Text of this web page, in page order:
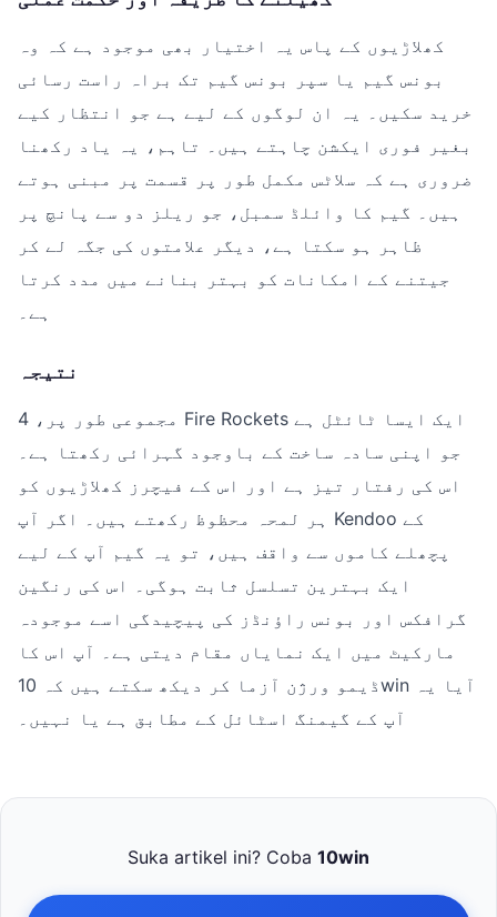
کھلاڑیوں کے پاس یہ اختیار بھی موجود ہے کہ وہ
بونس گیم یا سپر بونس گیم تک براہ راست رسائی
خرید سکیں۔ یہ ان لوگوں کے لیے ہے جو انتظار کیے
بغیر فوری ایکشن چاہتے ہیں۔ تاہم، یہ یاد رکھنا
ضروری ہے کہ سلاٹس مکمل طور پر قسمت پر مبنی ہوتے
ہیں۔ گیم کا وائلڈ سمبل، جو ریلز دو سے پانچ پر
ظاہر ہو سکتا ہے، دیگر علامتوں کی جگہ لے کر
جیتنے کے امکانات کو بہتر بنانے میں مدد کرتا
ہے۔
نتیجہ
مجموعی طور پر، 4 Fire Rockets ایک ایسا ٹائٹل ہے
جو اپنی سادہ ساخت کے باوجود گہرائی رکھتا ہے۔
اس کی رفتار تیز ہے اور اس کے فیچرز کھلاڑیوں کو
ہر لمحہ محظوظ رکھتے ہیں۔ اگر آپ Kendoo کے
پچھلے کاموں سے واقف ہیں، تو یہ گیم آپ کے لیے
ایک بہترین تسلسل ثابت ہوگی۔ اس کی رنگین
گرافکس اور بونس راؤنڈز کی پیچیدگی اسے موجودہ
مارکیٹ میں ایک نمایاں مقام دیتی ہے۔ آپ اس کا
ڈیمو ورژن آزما کر دیکھ سکتے ہیں کہ 10win آیا یہ
آپ کے گیمنگ اسٹائل کے مطابق ہے یا نہیں۔
Suka artikel ini? Coba 10win